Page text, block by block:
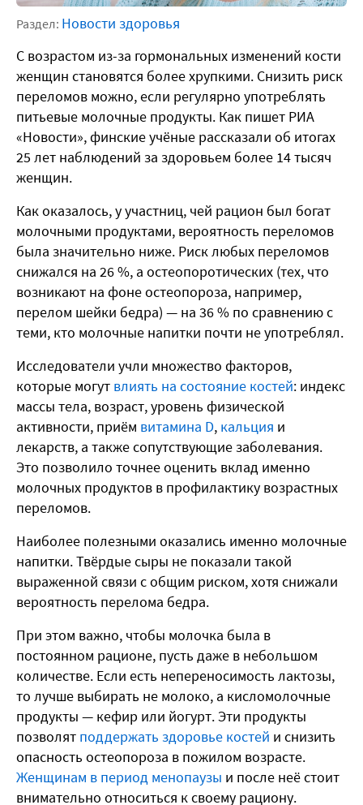
Раздел: Новости здоровья
С возрастом из-за гормональных изменений кости
женщин становятся более хрупкими. Снизить риск
переломов можно, если регулярно употреблять
питьевые молочные продукты. Как пишет РИА
«Новости», финские учёные рассказали об итогах
25 лет наблюдений за здоровьем более 14 тысяч
женщин.
Как оказалось, у участниц, чей рацион был богат
молочными продуктами, вероятность переломов
была значительно ниже. Риск любых переломов
снижался на 26 %, а остеопоротических (тех, что
возникают на фоне остеопороза, например,
перелом шейки бедра) — на 36 % по сравнению с
теми, кто молочные напитки почти не употреблял.
Исследователи учли множество факторов,
которые могут влиять на состояние костей: индекс
массы тела, возраст, уровень физической
активности, приём витамина D, кальция и
лекарств, а также сопутствующие заболевания.
Это позволило точнее оценить вклад именно
молочных продуктов в профилактику возрастных
переломов.
Наиболее полезными оказались именно молочные
напитки. Твёрдые сыры не показали такой
выраженной связи с общим риском, хотя снижали
вероятность перелома бедра.
При этом важно, чтобы молочка была в
постоянном рационе, пусть даже в небольшом
количестве. Если есть непереносимость лактозы,
то лучше выбирать не молоко, а кисломолочные
продукты — кефир или йогурт. Эти продукты
позволят поддержать здоровье костей и снизить
опасность остеопороза в пожилом возрасте.
Женщинам в период менопаузы и после неё стоит
внимательно относиться к своему рациону.